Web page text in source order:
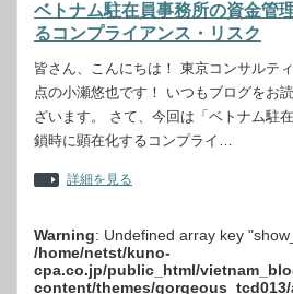
ベトナム駐在員事務所の資金管
るコンプライアンス・リスク
皆さん、こんにちは！ 東京コンサルテ
点の小瀬悠也です！ いつもブログをお
ざいます。 さて、今回は「ベトナム駐
鎖時に顕在化するコンプライ…
詳細を見る
Warning: Undefined array key
/home/netst/kuno-
cpa.co.jp/public_html/
content/themes/